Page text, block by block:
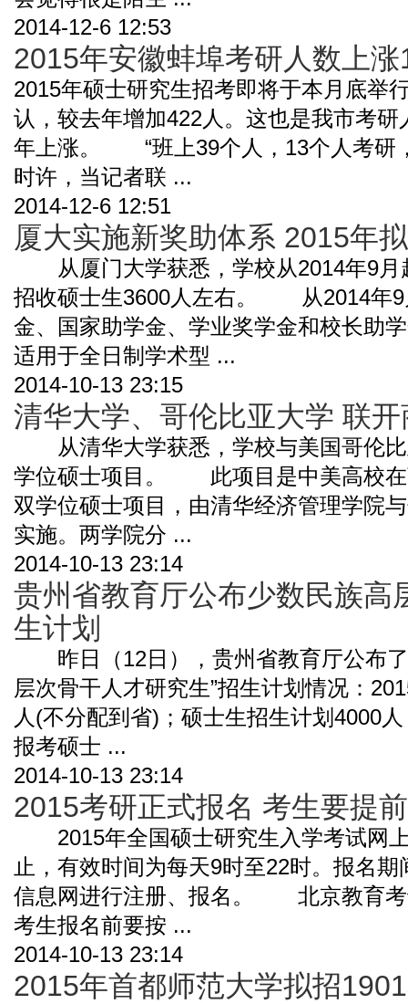
2014-12-6 12:53
2015年安徽蚌埠考研人数上涨
2015年硕士研究生招考即将于本月底举
认，较去年增加422人。这也是我市考
年上涨。 “班上39个人，13个人考研
时许，当记者联 ...
2014-12-6 12:51
厦大实施新奖助体系 2015年
从厦门大学获悉，学校从2014年9月
招收硕士生3600人左右。 从2014年9
金、国家助学金、学业奖学金和校长助
适用于全日制学术型 ...
2014-10-13 23:15
清华大学、哥伦比亚大学 联
从清华大学获悉，学校与美国哥伦比
学位硕士项目。 此项目是中美高校在
双学位硕士项目，由清华经济管理学院
实施。两学院分 ...
2014-10-13 23:14
贵州省教育厅公布少数民族高
生计划
昨日（12日），贵州省教育厅公布了
层次骨干人才研究生”招生计划情况：
人(不分配到省)；硕士生招生计划
报考硕士 ...
2014-10-13 23:14
2015考研正式报名 考生要提
2015年全国硕士研究生入学考试网上
止，有效时间为每天9时至22时。报名
信息网进行注册、报名。 北京教育考
考生报名前要按 ...
2014-10-13 23:14
2015年首都师范大学拟招